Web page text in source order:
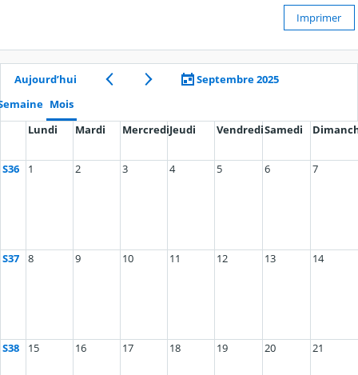
Imprimer
Aujourd’hui
Septembre 2025
Mois
Lundi
Mardi MercrediJeudi VendrediSamedi
S36 1 2 3 4 5 6 7
S37 8 9 10 11 12 13 14
S38 15 16 17 18 19 20 21